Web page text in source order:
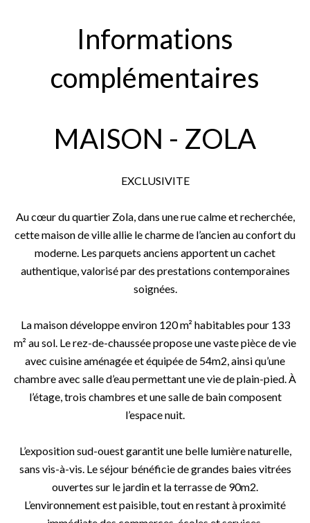
Informations
complémentaires
MAISON - ZOLA
EXCLUSIVITE
Au cœur du quartier Zola, dans une rue calme et recherchée,
cette maison de ville allie le charme de l’ancien au confort du
moderne. Les parquets anciens apportent un cachet
authentique, valorisé par des prestations contemporaines
soignées.
La maison développe environ 120 m² habitables pour 133
m² au sol. Le rez-de-chaussée propose une vaste pièce de vie
avec cuisine aménagée et équipée de 54m2, ainsi qu’une
chambre avec salle d’eau permettant une vie de plain-pied. À
l’étage, trois chambres et une salle de bain composent
l’espace nuit.
L’exposition sud-ouest garantit une belle lumière naturelle,
sans vis-à-vis. Le séjour bénéficie de grandes baies vitrées
ouvertes sur le jardin et la terrasse de 90m2.
L’environnement est paisible, tout en restant à proximité